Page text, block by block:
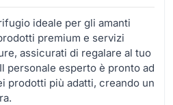
ideale per gli amanti
premium e servizi
assicurati di regalare al tuo
personale esperto è pronto ad
prodotti più adatti, creando un